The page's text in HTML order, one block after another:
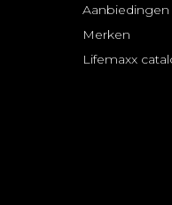
Aanbiedingen
Merken
Lifemaxx